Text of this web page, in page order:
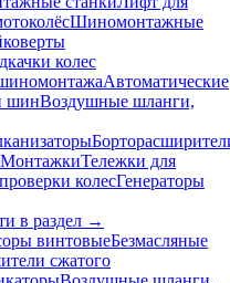
Шиномонтажные
колес
Автоматические
шинВоздушные шланги,
МонтажкиТележки для
колесГенераторы
в раздел →
винтовыеБезмасляные
сжатого